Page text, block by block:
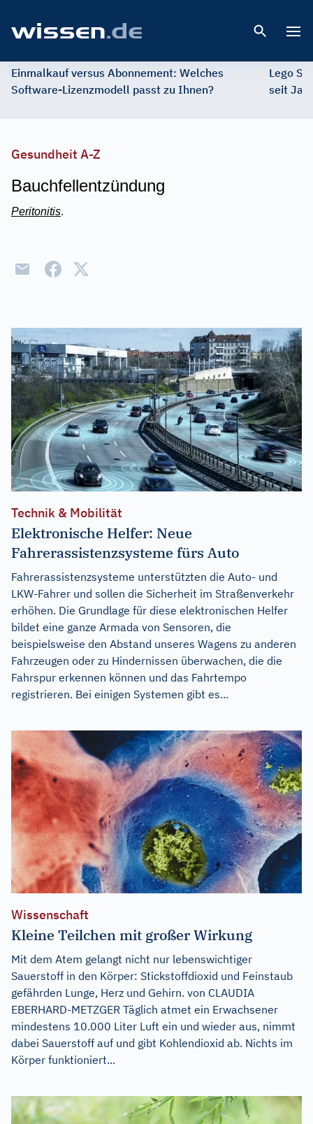
Einmalkauf versus Abonnement: Welches
Software-Lizenzmodell passt zu Ihnen?
Lego
seit
Gesundheit A-Z
Bauchfellentzündung
Peritonitis.
Technik & Mobilität
Elektronische Helfer: Neue
Fahrerassistenzsysteme fürs Auto
Fahrerassistenzsysteme unterstützten die Auto- und
LKW-Fahrer und sollen die Sicherheit im Straßenverkehr
erhöhen. Die Grundlage für diese elektronischen Helfer
bildet eine ganze Armada von Sensoren, die
beispielsweise den Abstand unseres Wagens zu anderen
Fahrzeugen oder zu Hindernissen überwachen, die die
Fahrspur erkennen können und das Fahrtempo
registrieren. Bei einigen Systemen gibt es...
Wissenschaft
Kleine Teilchen mit großer Wirkung
Mit dem Atem gelangt nicht nur lebenswichtiger
Sauerstoff in den Körper: Stickstoffdioxid und Feinstaub
gefährden Lunge, Herz und Gehirn. von CLAUDIA
EBERHARD-METZGER Täglich atmet ein Erwachsener
mindestens 10.000 Liter Luft ein und wieder aus, nimmt
dabei Sauerstoff auf und gibt Kohlendioxid ab. Nichts im
Körper funktioniert...